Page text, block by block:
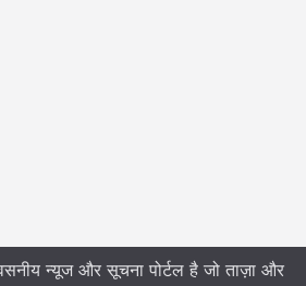
न्यूज और सूचना पोर्टल है जो ताज़ा और